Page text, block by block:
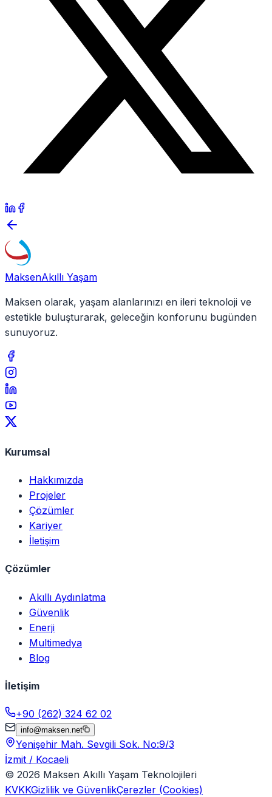
MaksenAkıllı Yaşam
Maksen olarak, yaşam alanlarınızı en ileri teknoloji ve
estetikle buluşturarak, geleceğin konforunu bugünden
sunuyoruz.
Kurumsal
Hakkımızda
Projeler
Çözümler
Kariyer
İletişim
Çözümler
Akıllı Aydınlatma
Güvenlik
Enerji
Multimedya
Blog
İletişim
+90 (262) 324 62 02
info@maksen.net
Yenişehir Mah. Sevgili Sok. No:9/3
İzmit / Kocaeli
© 2026 Maksen Akıllı Yaşam Teknolojileri
KVKKGizlilik ve GüvenlikÇerezler (Cookies)